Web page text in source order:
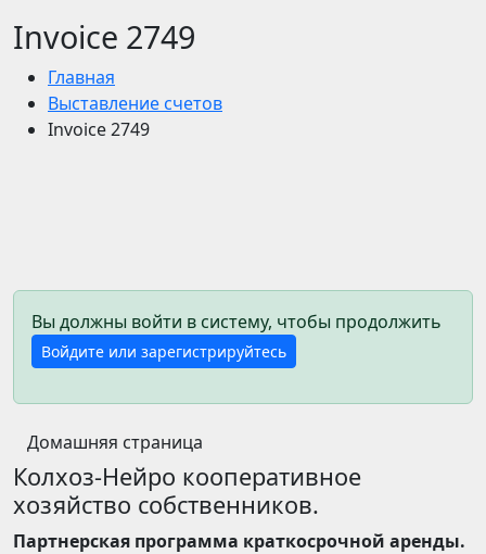
Invoice 2749
Главная
Выставление счетов
Invoice 2749
Вы должны войти в систему, чтобы продолжить
Войдите или зарегистрируйтесь
Домашняя страница
Колхоз-Нейро кооперативное
хозяйство собственников.
Партнерская программа краткосрочной аренды.